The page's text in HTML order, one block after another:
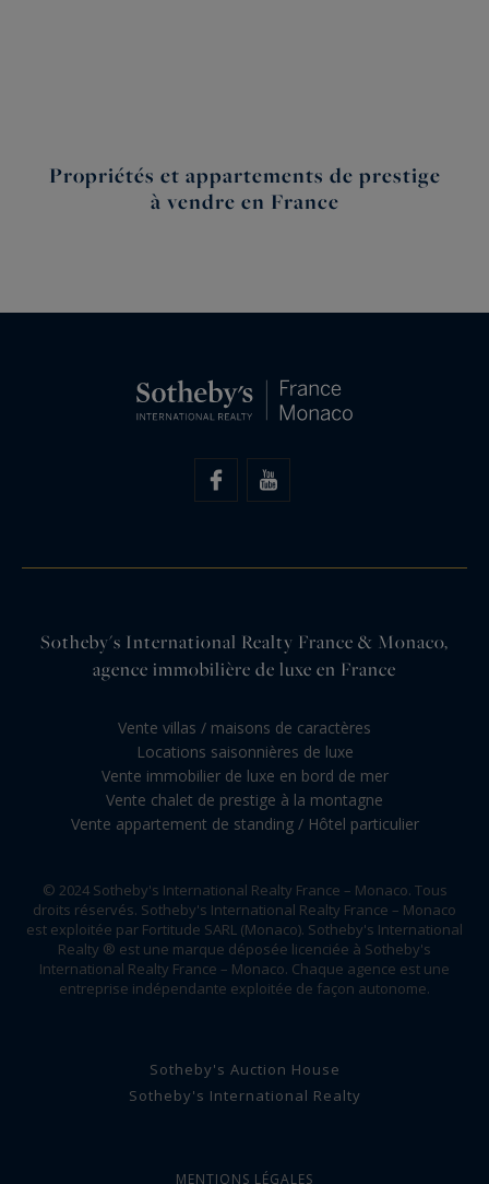
Propriétés et appartements de prestige
à vendre en France
Sotheby's International Realty France & Monaco,
agence immobilière de luxe en France
Vente villas / maisons de caractères
Locations saisonnières de luxe
Vente immobilier de luxe en bord de mer
Vente chalet de prestige à la montagne
Vente appartement de standing / Hôtel particulier
© 2024 Sotheby's International Realty France – Monaco. Tous
droits réservés. Sotheby's International Realty France – Monaco
est exploitée par Fortitude SARL (Monaco). Sotheby's International
Realty ® est une marque déposée licenciée à Sotheby's
International Realty France – Monaco. Chaque agence est une
entreprise indépendante exploitée de façon autonome.
Sotheby's Auction House
Sotheby's International Realty
MENTIONS LÉGALES